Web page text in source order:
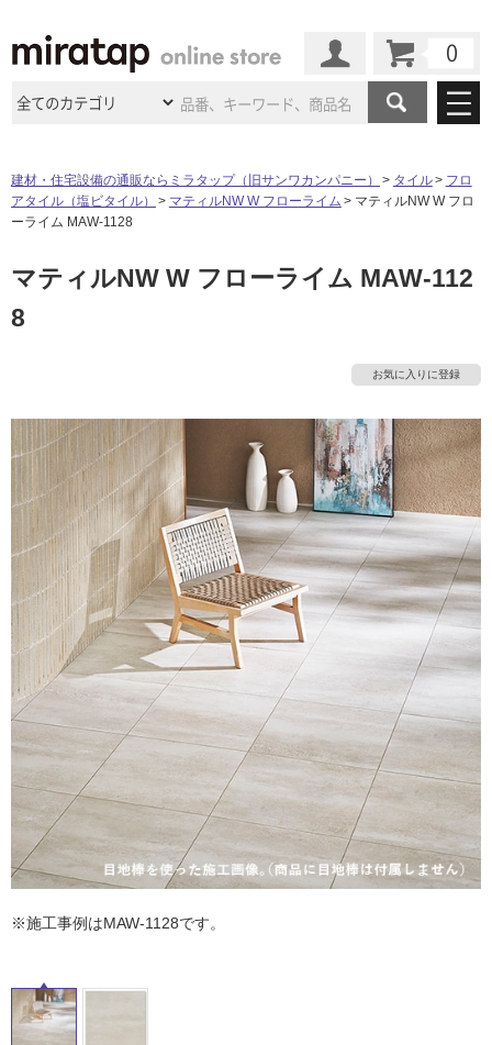
商品カテゴリ
洗面所・水回り
キッチン 浴室（風呂・バスルー
ウッドデッキ フローリング・床材
収納 インテリア・家具
照明 ペット用品
内装用建材 パネル・壁材
ロートアイアン 天然石・石材
メンテナンス・施工材 新商品
施工事例
施工事例 法人案件納入事例
ショールーム
ショールーム
名古屋ショールーム 京都ショールーム
福岡ショールーム 札幌スマートショールー
ム
横浜スマート ショールー
ウェルビーみのおHDC
BOX
よくある質問 お問い合わせ
修理お問い合わせ クレーム公開
説明書・図面検索 水まわり3年保証
お役立ち情報 住まいの スタイリング
アイデア
ミラタップ
チャンネル
オンライン相談
ミラタップと 創る家
ASOLIE
工事会社紹介Coziコンシ
ェルジュ
自分らしい家づくり
SUVACO
最高のリノベ会社が みつ
かるリノベりす
建材・住宅設備の通販ならミラタップ（旧サンワカンパニー） タイル
フロ
アタイル（塩ビタイル）
マティルNW W フローライム
マティルNW W フロ
ーライム MAW-1128
マティルNW W フローライム MAW-112
8
お気に入りに登録
※施工事例はMAW-1128です。
タ
ル
屋
床・
屋
外
床・
床・
駐